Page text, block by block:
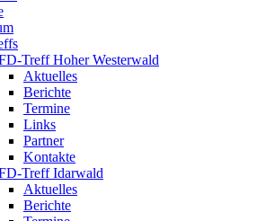
Treff Hoher Westerwald
Aktuelles
Berichte
Termine
Links
Partner
Kontakte
Treff Idarwald
Aktuelles
Berichte